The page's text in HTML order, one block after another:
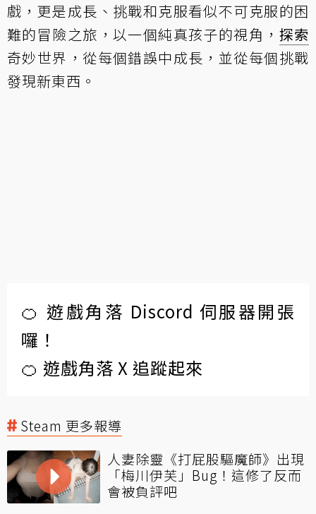
戲，更是成長、挑戰和克服看似不可克服的困
難的冒險之旅，以一個純真孩子的視角， 探索
奇妙世界，從每個錯誤中成長，並從每個挑戰
發現新東西。
🍊 遊戲角落 Discord 伺服器開張
囉！
🍊 遊戲角落 X 追蹤起來
Steam 更多報導
人妻除靈《打屁股驅魔師》出現
「梅川伊芙」Bug！這修了反而
會被負評吧